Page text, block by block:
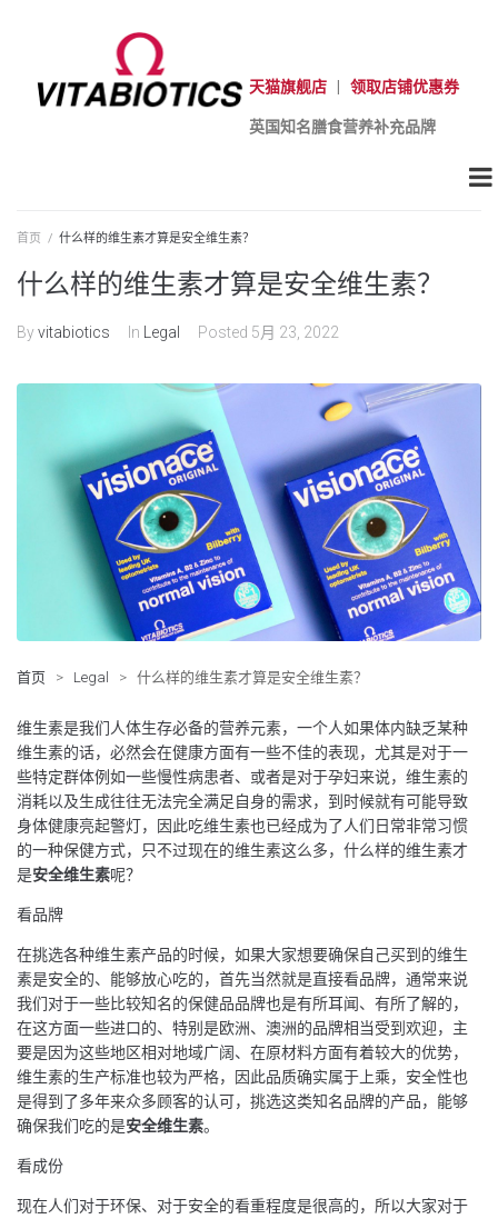
天猫旗舰店 领取店铺优惠券
英国知名膳食营养补充品牌
首页 / 什么样的维生素才算是安全维生素？
什么样的维生素才算是安全维生素？
Byvitabiotics In Legal Posted 5月 23, 2022
首页 > Legal > 什么样的维生素才算是安全维生素？
维生素是我们人体生存必备的营养元素，一个人如果体内缺乏某种
维生素的话，必然会在健康方面有一些不佳的表现，尤其是对于一
些特定群体例如一些慢性病患者、或者是对于孕妇来说，维生素的
消耗以及生成往往无法完全满足自身的需求，到时候就有可能导致
身体健康亮起警灯，因此吃维生素也已经成为了人们日常非常习惯
的一种保健方式，只不过现在的维生素这么多，什么样的维生素才
是安全维生素呢？
看品牌
在挑选各种维生素产品的时候，如果大家想要确保自己买到的维生
素是安全的、能够放心吃的，首先当然就是直接看品牌，通常来说
我们对于一些比较知名的保健品品牌也是有所耳闻、有所了解的，
在这方面一些进口的、特别是欧洲、澳洲的品牌相当受到欢迎，主
要是因为这些地区相对地域广阔、在原材料方面有着较大的优势，
维生素的生产标准也较为严格，因此品质确实属于上乘，安全性也
是得到了多年来众多顾客的认可，挑选这类知名品牌的产品，能够
确保我们吃的是安全维生素。
看成份
现在人们对于环保、对于安全的看重程度是很高的，所以大家对于